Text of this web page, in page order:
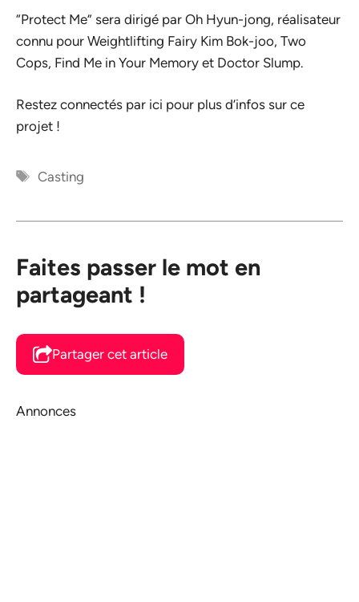
“Protect Me” sera dirigé par Oh Hyun-jong, réalisateur
connu pour Weightlifting Fairy Kim Bok-joo, Two
Cops, Find Me in Your Memory et Doctor Slump.
Restez connectés par ici pour plus d’infos sur ce
projet !
Étiquettes
Casting
Faites passer le mot en
partageant !
Partager cet article
Annonces